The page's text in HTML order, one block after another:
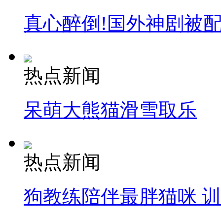
真心醉倒!国外神剧被
热点新闻
呆萌大熊猫滑雪取乐
热点新闻
狗教练陪伴最胖猫咪